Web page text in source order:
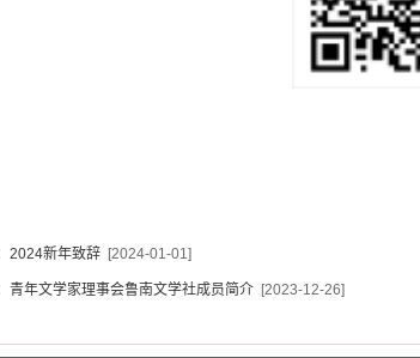
2024新年致辞 [2024-01-01]
青年文学家理事会鲁南文学社成员简介 [2023-12-26]